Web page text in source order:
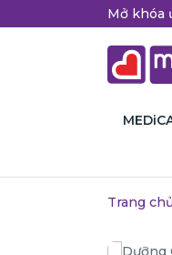
Mở khóa
Trang